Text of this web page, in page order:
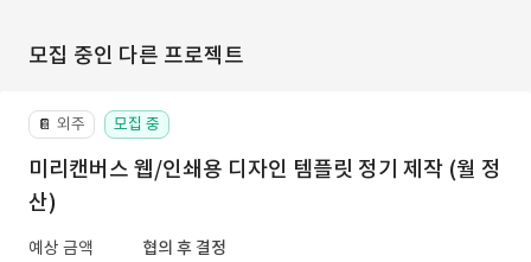
모집 중인 다른 프로젝트
📔 외주 모집 중
미리캔버스 웹/인쇄용 디자인 템플릿 정기 제작 (월 정
산)
예상 금액
협의 후 결정